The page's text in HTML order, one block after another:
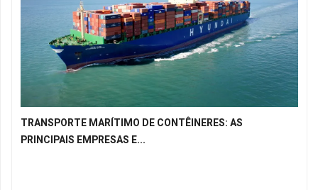
TRANSPORTE MARÍTIMO DE CONTÊINERES: AS
PRINCIPAIS EMPRESAS E...